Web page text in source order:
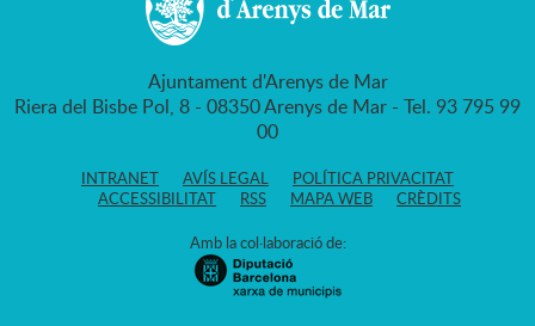
Ajuntament d'Arenys de Mar
Riera del Bisbe Pol, 8 - 08350 Arenys de Mar - Tel. 93 795 99
00
INTRANET AVÍS LEGAL
POLÍTICA PRIVACITAT
ACCESSIBILITAT
RSS MAPA WEB CRÈDITS
Amb la col·laboració de: